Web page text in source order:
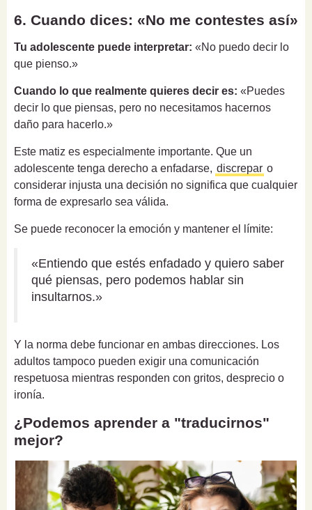
6. Cuando dices: «No me contestes así»
Tu adolescente puede interpretar: «No puedo decir lo
que pienso.»
Cuando lo que realmente quieres decir es: «Puedes
decir lo que piensas, pero no necesitamos hacernos
daño para hacerlo.»
Este matiz es especialmente importante. Que un
adolescente tenga derecho a enfadarse, discrepar o
considerar injusta una decisión no significa que cualquier
forma de expresarlo sea válida.
Se puede reconocer la emoción y mantener el límite:
«Entiendo que estés enfadado y quiero saber
qué piensas, pero podemos hablar sin
insultarnos.»
Y la norma debe funcionar en ambas direcciones. Los
adultos tampoco pueden exigir una comunicación
respetuosa mientras responden con gritos, desprecio o
ironía.
¿Podemos aprender a "traducirnos"
mejor?